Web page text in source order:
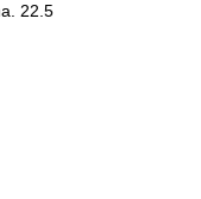
22.5